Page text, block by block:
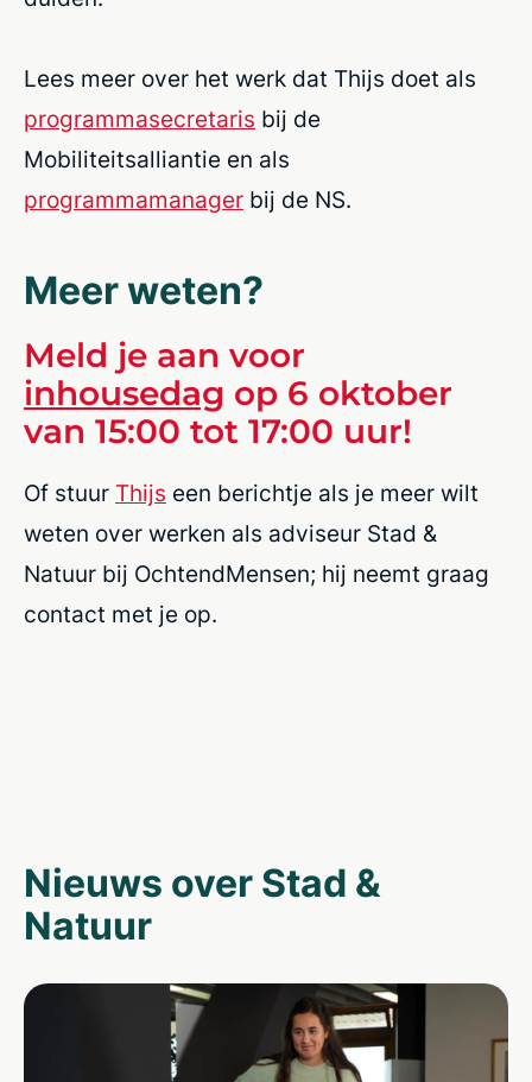
Lees meer over het werk dat Thijs doet als
programmasecretaris bij de
Mobiliteitsalliantie en als
programmamanager bij de NS.
Meer weten?
Meld je aan voor
inhousedag op 6 oktober
van 15:00 tot 17:00 uur!
Of stuur Thijs een berichtje als je meer wilt
weten over werken als adviseur Stad &
Natuur bij OchtendMensen; hij neemt graag
contact met je op.
Nieuws over Stad &
Natuur